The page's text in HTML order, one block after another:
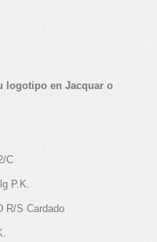
logotipo en Jacquar o
C
P.K.
R/S Cardado